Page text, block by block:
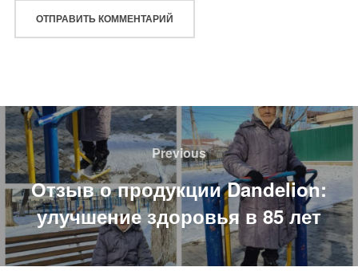
Навигация
по
записям
Previous
Previous
Отзыв о продукции Dandelion:
улучшение здоровья в 85 лет